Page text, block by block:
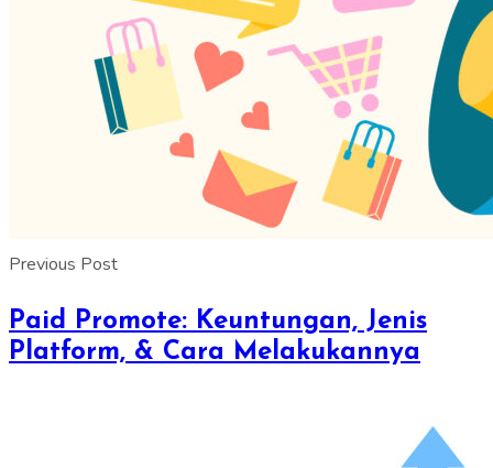
Previous Post
Paid Promote: Keuntungan, Jenis
Platform, & Cara Melakukannya